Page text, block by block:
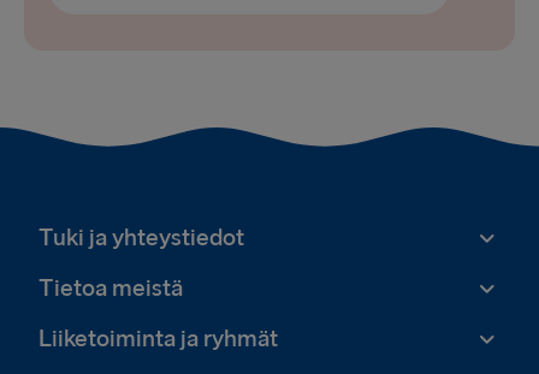
Tuki ja yhteystiedot
Tietoa meistä
Liiketoiminta ja ryhmät